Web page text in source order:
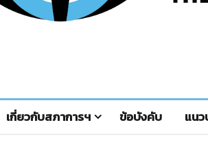
เกี่ยวกับสภาการฯ ข้อบังคับ แน